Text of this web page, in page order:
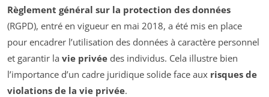
Règlement général sur la protection des données
(RGPD), entré en vigueur en mai 2018, a été mis en place
pour encadrer l’utilisation des données à caractère personnel
et garantir la vie privée des individus. Cela illustre bien
l’importance d’un cadre juridique solide face aux risques de
violations de la vie privée.